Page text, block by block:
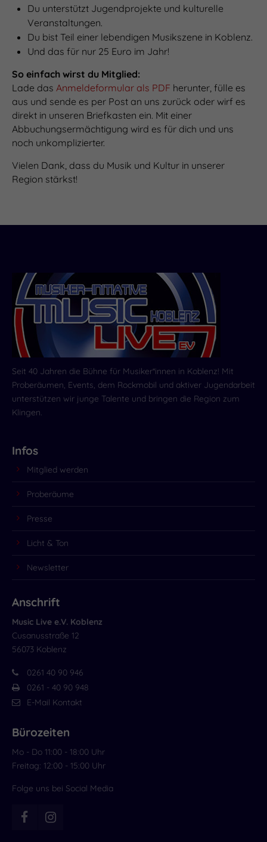
Du unterstützt Jugendprojekte und kulturelle
Veranstaltungen.
Du bist Teil einer lebendigen Musikszene in Koblenz.
Und das für nur 25 Euro im Jahr!
So einfach wirst du Mitglied:
Lade das Anmeldeformular als PDF herunter, fülle es
aus und sende es per Post an uns zurück oder wirf es
direkt in unseren Briefkasten ein. Mit einer
Abbuchungsermächtigung wird es für dich und uns
noch unkomplizierter.
Vielen Dank, dass du Musik und Kultur in unserer
Region stärkst!
Seit 40 Jahren die Bühne für Musiker*innen in Koblenz! Mit
Proberäumen, Events, dem Rockmobil und aktiver Jugendarbeit
unterstützen wir junge Talente und bringen die Region zum
Klingen.
Infos
Mitglied werden
Proberäume
Presse
Licht & Ton
Newsletter
Anschrift
Music Live e.V. Koblenz
Cusanusstraße 12
56073 Koblenz
0261 40 90 946
0261 - 40 90 948
E-Mail Kontakt
Bürozeiten
Mo - Do 11:00 - 18:00 Uhr
Freitag: 12:00 - 15:00 Uhr
Folge uns bei Social Media